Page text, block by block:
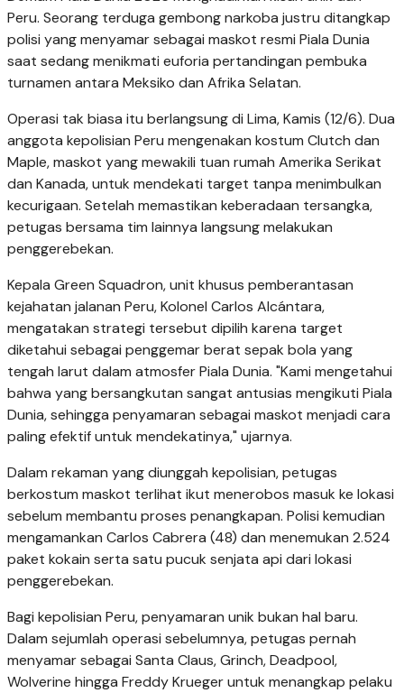
Peru. Seorang terduga gembong narkoba justru ditangkap
polisi yang menyamar sebagai maskot resmi Piala Dunia
saat sedang menikmati euforia pertandingan pembuka
turnamen antara Meksiko dan Afrika Selatan.
Operasi tak biasa itu berlangsung di Lima, Kamis (12/6). Dua
anggota kepolisian Peru mengenakan kostum Clutch dan
Maple, maskot yang mewakili tuan rumah Amerika Serikat
dan Kanada, untuk mendekati target tanpa menimbulkan
kecurigaan. Setelah memastikan keberadaan tersangka,
petugas bersama tim lainnya langsung melakukan
penggerebekan.
Kepala Green Squadron, unit khusus pemberantasan
kejahatan jalanan Peru, Kolonel Carlos Alcántara,
mengatakan strategi tersebut dipilih karena target
diketahui sebagai penggemar berat sepak bola yang
tengah larut dalam atmosfer Piala Dunia. "Kami mengetahui
bahwa yang bersangkutan sangat antusias mengikuti Piala
Dunia, sehingga penyamaran sebagai maskot menjadi cara
paling efektif untuk mendekatinya," ujarnya.
Dalam rekaman yang diunggah kepolisian, petugas
berkostum maskot terlihat ikut menerobos masuk ke lokasi
sebelum membantu proses penangkapan. Polisi kemudian
mengamankan Carlos Cabrera (48) dan menemukan 2.524
paket kokain serta satu pucuk senjata api dari lokasi
penggerebekan.
Bagi kepolisian Peru, penyamaran unik bukan hal baru.
Dalam sejumlah operasi sebelumnya, petugas pernah
menyamar sebagai Santa Claus, Grinch, Deadpool,
Wolverine hingga Freddy Krueger untuk menangkap pelaku